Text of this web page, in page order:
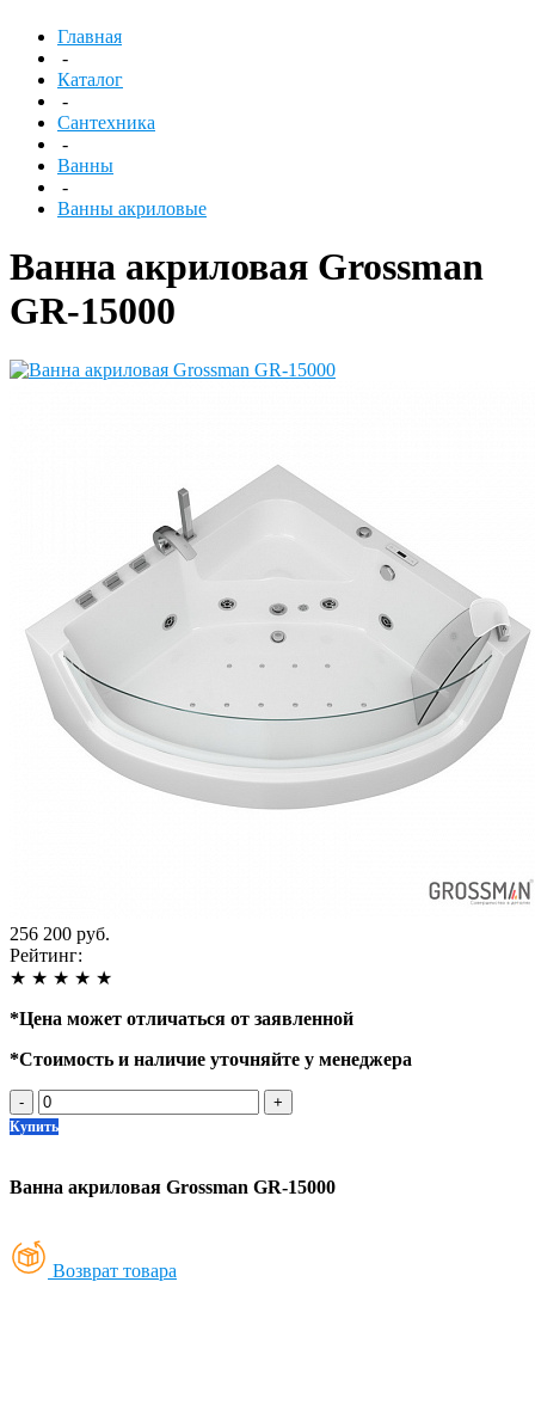
Главная
-
Каталог
-
Сантехника
-
Ванны
-
Ванны акриловые
Ванна акриловая Grossman
GR-15000
256 200 руб.
Рейтинг:
★ ★ ★ ★ ★
*Цена может отличаться от заявленной
*Стоимость и наличие уточняйте у менеджера
- +
Купить
Ванна акриловая Grossman GR-15000
Возврат товара